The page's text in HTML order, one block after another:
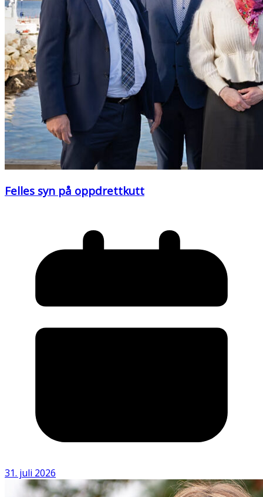
Felles syn på oppdrettkutt
31. juli 2026